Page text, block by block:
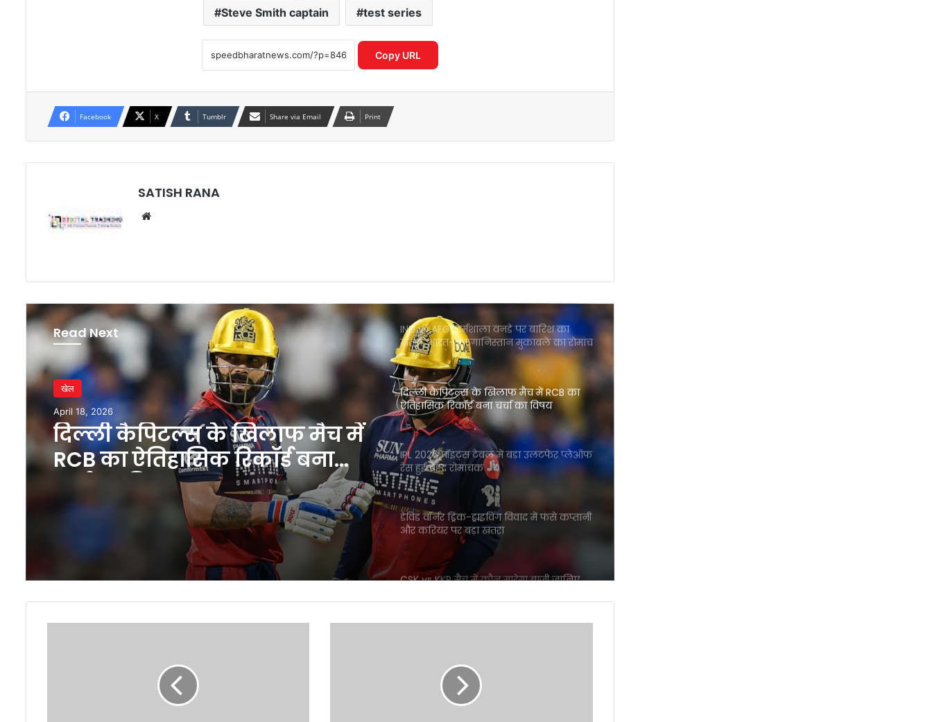
Steve Smith captain test series
Copy URL
Facebook X Tumblr Share via Email Print
SATISH RANA
Read Next
खेल
April 16, 2026
IPL 2026 पॉइंट्स टेबल में बड़ा
उलटफेर प्लेऑफ रेस हुई बेहद
IPL नियम उल्लंघन का शक राजस्थान रॉयल्स
मैनेजर पर एक्शन की मांग तेज
रोमांचक जीत, केकेआर को झटका
CSK के लिए बड़ी राहत डेवाल्ड ब्रेविस फिट
खतरा, भारत-अफगानिस्तान मुकाबले का रोमांच
दिल्ली कैपिटल्स के खिलाफ मैच में RCB का
ऐतिहासिक रिकॉर्ड बना चर्चा का विषय
IPL 2026 पॉइंट्स टेबल में बड़ा उलटफेर प्लेऑफ
रेस हुई बेहद रोमांचक
डेविड वॉर्नर ड्रिंक-ड्राइविंग विवाद में फंसे कप्तानी
और करियर पर बड़ा खतरा
CSK vs KKR मैच में कौन मारेगा बाजी जानिए
पूरी प्लेयर बैटल रिपोर्ट
ICC महिला T20 वर्ल्ड कप 2026 में रिकॉर्ड
आईपीएल 2026: आखिरी गेंद पर लखनऊ की